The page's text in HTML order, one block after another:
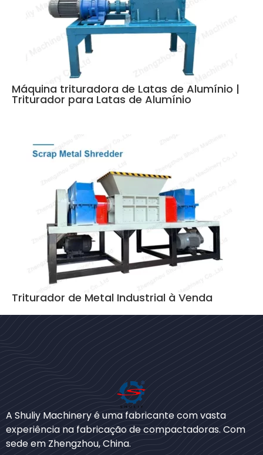
Máquina trituradora de Latas de Alumínio |
Triturador para Latas de Alumínio
Triturador de Metal Industrial à Venda
A Shuliy Machinery é uma fabricante com vasta
experiência na fabricação de compactadoras. Com
sede em Zhengzhou, China.
Urdu